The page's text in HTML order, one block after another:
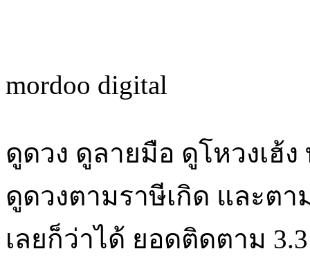
mordoo digital
ดูดวง ดูลายมือ ดูโหวงเฮ้
ดูดวงตามราษีเกิด และตา
เลยก็ว่าได้ ยอดติดตาม